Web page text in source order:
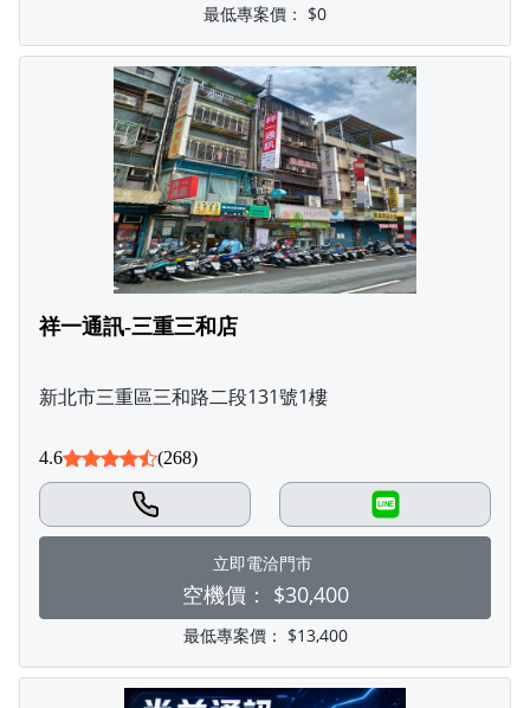
最低專案價： $0
祥一通訊-三重三和店
新北市三重區三和路二段131號1樓
4.6 (268)
LINE
立即電洽門市
空機價： $30,400
最低專案價： $13,400